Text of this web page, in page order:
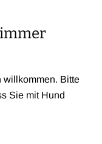
willkommen. Bitte
Sie mit Hund